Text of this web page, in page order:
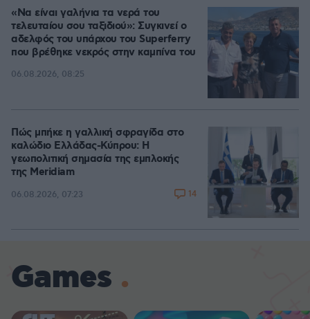
«Να είναι γαλήνια τα νερά του
τελευταίου σου ταξιδιού»: Συγκινεί ο
αδελφός του υπάρχου του Superferry
που βρέθηκε νεκρός στην καμπίνα του
06.08.2026, 08:25
Πώς μπήκε η γαλλική σφραγίδα στο
καλώδιο Ελλάδας-Κύπρου: Η
γεωπολιτική σημασία της εμπλοκής
της Meridiam
06.08.2026, 07:23 14
Games